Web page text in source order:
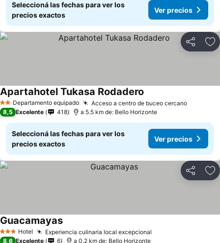
Seleccioná las fechas para ver los
precios exactos
Ver precios
Compartir
2 EstrellasDepartamento equipado Acceso a centro de buceo cercano
Apartahotel Tukasa Rodadero
8,5 Excelente 418 a 5.5 km de: Bello Horizonte
Seleccioná las fechas para ver los
precios exactos
Ver precios
Compartir
3 Estrellas
Hotel Experiencia culinaria local excepcional
Guacamayas
8,6 Excelente 6 a 0.2 km de: Bello Horizonte